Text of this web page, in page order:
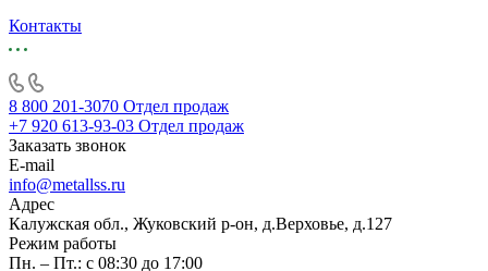
Контакты
8 800 201-3070 Отдел продаж
+7 920 613-93-03 Отдел продаж
Заказать звонок
E-mail
info@metallss.ru
Адрес
Калужская обл., Жуковский р-он, д.Верховье, д.127
Режим работы
Пн. – Пт.: с 08:30 до 17:00